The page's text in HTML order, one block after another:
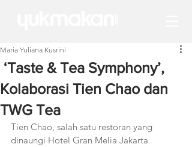
‘Taste & Tea Symphony’,
Kolaborasi Tien Chao dan
TWG Tea
Maria Yuliana Kusrini
Tien Chao, salah satu restoran yang
dinaungi Hotel Gran Melia Jakarta